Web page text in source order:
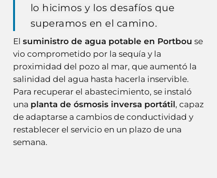
lo hicimos y los desafíos que
superamos en el camino.
El suministro de agua potable en Portbou se
vio comprometido por la sequía y la
proximidad del pozo al mar, que aumentó la
salinidad del agua hasta hacerla inservible.
Para recuperar el abastecimiento, se instaló
una planta de ósmosis inversa portátil, capaz
de adaptarse a cambios de conductividad y
restablecer el servicio en un plazo de una
semana.